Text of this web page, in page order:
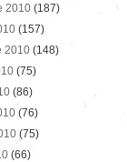
2010 (187)
(157)
2010 (148)
(75)
(86)
(76)
(75)
(66)